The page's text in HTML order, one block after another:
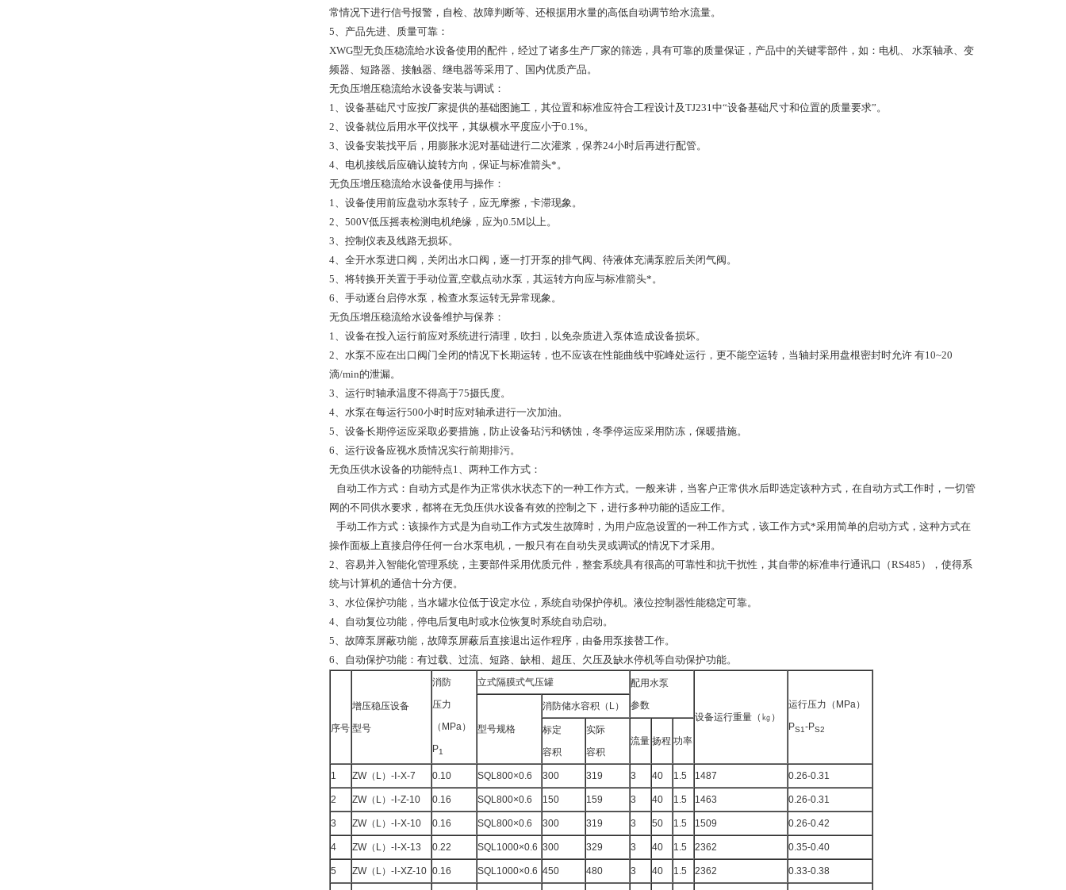
常情况下进行信号报警，自检、故障判断等、还根据用水量的高低自动调节给水流量。
5、产品先进、质量可靠：
XWG型无负压稳流给水设备使用的配件，经过了诸多生产厂家的筛选，具有可靠的质量保证，产品中的关键零部件，如：电机、 水泵轴承、变
频器、短路器、接触器、继电器等采用了、国内优质产品。
无负压增压稳流给水设备安装与调试：
1、设备基础尺寸应按厂家提供的基础图施工，其位置和标准应符合工程设计及TJ231中“设备基础尺寸和位置的质量要求”。
2、设备就位后用水平仪找平，其纵横水平度应小于0.1%。
3、设备安装找平后，用膨胀水泥对基础进行二次灌浆，保养24小时后再进行配管。
4、电机接线后应确认旋转方向，保证与标准箭头*。
无负压增压稳流给水设备使用与操作：
1、设备使用前应盘动水泵转子，应无摩擦，卡滞现象。
2、500V低压摇表检测电机绝缘，应为0.5M以上。
3、控制仪表及线路无损坏。
4、全开水泵进口阀，关闭出水口阀，逐一打开泵的排气阀、待液体充满泵腔后关闭气阀。
5、将转换开关置于手动位置,空载点动水泵，其运转方向应与标准箭头*。
6、手动逐台启停水泵，检查水泵运转无异常现象。
无负压增压稳流给水设备维护与保养：
1、设备在投入运行前应对系统进行清理，吹扫，以免杂质进入泵体造成设备损坏。
2、水泵不应在出口阀门全闭的情况下长期运转，也不应该在性能曲线中驼峰处运行，更不能空运转，当轴封采用盘根密封时允许 有10~20
滴/min的泄漏。
3、运行时轴承温度不得高于75摄氏度。
4、水泵在每运行500小时时应对轴承进行一次加油。
5、设备长期停运应采取必要措施，防止设备玷污和锈蚀，冬季停运应采用防冻，保暖措施。
6、运行设备应视水质情况实行前期排污。
无负压供水设备的功能特点1、两种工作方式：
自动工作方式：自动方式是作为正常供水状态下的一种工作方式。一般来讲，当客户正常供水后即选定该种方式，在自动方式工作时，一切管
网的不同供水要求，都将在无负压供水设备有效的控制之下，进行多种功能的适应工作。
手动工作方式：该操作方式是为自动工作方式发生故障时，为用户应急设置的一种工作方式，该工作方式*采用简单的启动方式，这种方式在
操作面板上直接启停任何一台水泵电机，一般只有在自动失灵或调试的情况下才采用。
2、容易并入智能化管理系统，主要部件采用优质元件，整套系统具有很高的可靠性和抗干扰性，其自带的标准串行通讯口（RS485），使得系
统与计算机的通信十分方便。
3、水位保护功能，当水罐水位低于设定水位，系统自动保护停机。液位控制器性能稳定可靠。
4、自动复位功能，停电后复电时或水位恢复时系统自动启动。
5、故障泵屏蔽功能，故障泵屏蔽后直接退出运作程序，由备用泵接替工作。
6、自动保护功能：有过载、过流、短路、缺相、超压、欠压及缺水停机等自动保护功能。
序号
增压稳压设备
型号
消防
压力
（MPa）
P1
立式隔膜式气压罐
配用水泵
参数
设备运行重量（㎏）
运行压力（MPa）
PS1-PS2
型号规格
消防储水容积（L）
标定
容积
实际
容积
流量 扬程 功率
1 ZW（L）-Ⅰ-X-7 0.10 SQL800×0.6 300 319 3 40 1.5 1487 0.26-0.31
2 ZW（L）-Ⅰ-Z-10 0.16 SQL800×0.6 150 159 3 40 1.5 1463 0.26-0.31
3 ZW（L）-Ⅰ-X-10 0.16 SQL800×0.6 300 319 3 50 1.5 1509 0.26-0.42
4 ZW（L）-Ⅰ-X-13 0.22 SQL1000×0.6 300 329 3 40 1.5 2362 0.35-0.40
5 ZW（L）-Ⅰ-XZ-10 0.16 SQL1000×0.6 450 480 3 40 1.5 2362 0.33-0.38